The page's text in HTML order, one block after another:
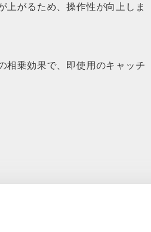
上がるため、操作性が向上しま
相乗効果で、即使用のキャッチ